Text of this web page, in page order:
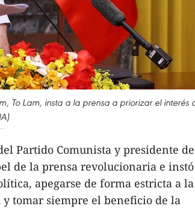
To Lam, insta a la prensa a priorizar el interés
Partido Comunista y presidente de
de la prensa revolucionaria e
apegarse de forma estricta a la
tomar siempre el beneficio de la